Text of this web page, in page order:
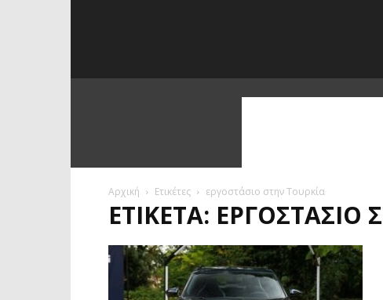
Αρχική Ετικέτες εργοστάσιο στην Τουρκία
ΕΤΙΚΈΤΑ: ΕΡΓΟΣΤΆΣΙΟ